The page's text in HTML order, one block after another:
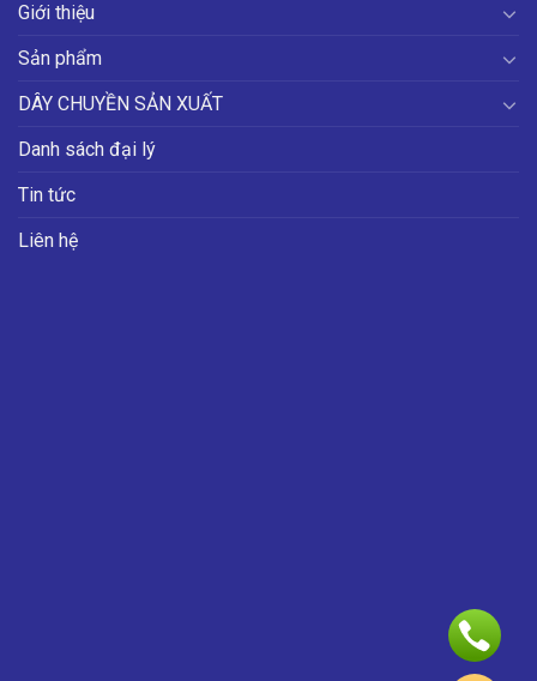
Giới thiệu
Sản phẩm
DÂY CHUYỀN SẢN XUẤT
Danh sách đại lý
Tin tức
Liên hệ